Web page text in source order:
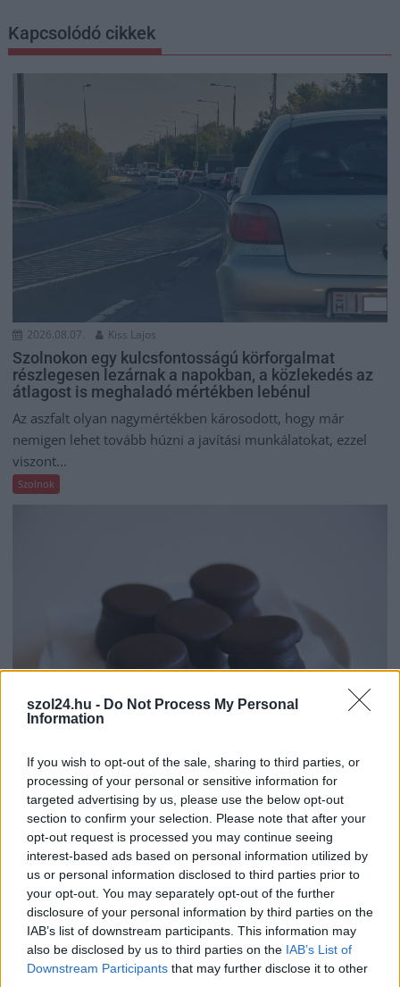
szol24.hu - Do Not Process My Personal
Information
If you wish to opt-out of the sale, sharing to third parties, or
processing of your personal or sensitive information for
targeted advertising by us, please use the below opt-out
section to confirm your selection. Please note that after your
opt-out request is processed you may continue seeing
interest-based ads based on personal information utilized by
us or personal information disclosed to third parties prior to
your opt-out. You may separately opt-out of the further
disclosure of your personal information by third parties on the
IAB’s list of downstream participants. This information may
also be disclosed by us to third parties on the IAB’s List of
Downstream Participants that may further disclose it to other
Kapcsolódó cikkek
2026.08.07. Kiss Lajos
Szolnokon egy kulcsfontosságú körforgalmat
részlegesen lezárnak a napokban, a közlekedés az
átlagost is meghaladó mértékben lebénul
Az aszfalt olyan nagymértékben károsodott, hogy már
nemigen lehet tovább húzni a javítási munkálatokat, ezzel
viszont...
Szolnok
2026.08.07. Farkas András
Ön szerint hogy készül a hamisítatlan szolnoki
habos isler?
Igazi retró klasszikus desszert, amelyet generációk óta
szeretnek, és amelyet sokan ma is próbálnak otthon
újraalkotni....
Szolnok